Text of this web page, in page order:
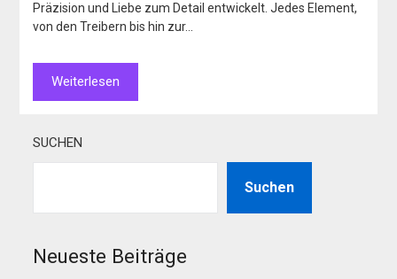
Präzision und Liebe zum Detail entwickelt. Jedes Element,
von den Treibern bis hin zur…
Weiterlesen
SUCHEN
Suchen
Neueste Beiträge